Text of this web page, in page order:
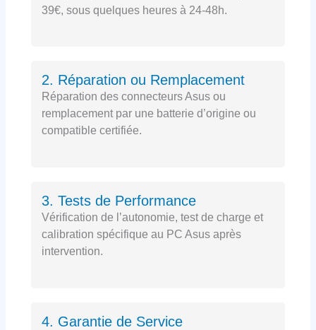
39€, sous quelques heures à 24-48h.
2. Réparation ou Remplacement
Réparation des connecteurs Asus ou
remplacement par une batterie d’origine ou
compatible certifiée.
3. Tests de Performance
Vérification de l’autonomie, test de charge et
calibration spécifique au PC Asus après
intervention.
4. Garantie de Service